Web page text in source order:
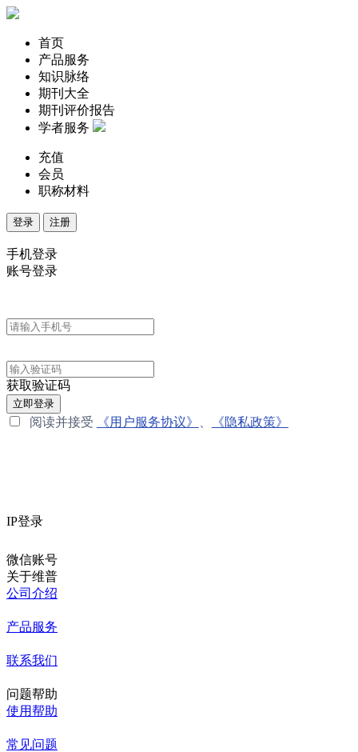
首页
产品服务
知识脉络
期刊大全
期刊评价报告
学者服务
充值
会员
职称材料
登录 注册
手机登录
账号登录
获取验证码
立即登录
阅读并接受 《用户服务协议》 《隐私政策》
IP登录
微信账号
关于维普
公司介绍
产品服务
联系我们
问题帮助
使用帮助
常见问题